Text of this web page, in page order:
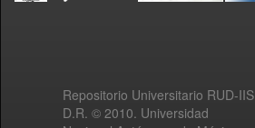
Repositorio Universitario RUD-IIS
D.R. © 2010. Universidad